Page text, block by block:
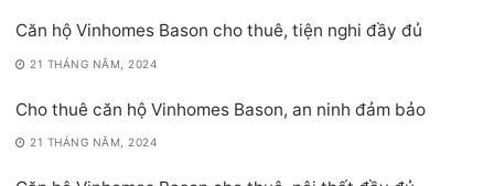
Căn hộ Vinhomes Bason cho thuê, tiện nghi đầy đủ
21 THÁNG NĂM, 2024
Cho thuê căn hộ Vinhomes Bason, an ninh đảm bảo
21 THÁNG NĂM, 2024